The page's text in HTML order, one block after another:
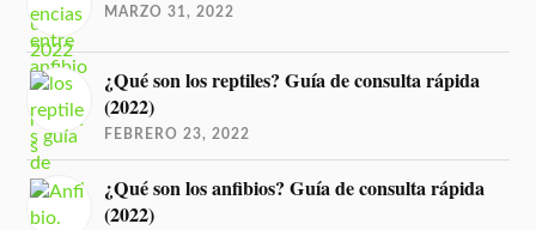
MARZO 31, 2022
¿Qué son los reptiles? Guía de consulta rápida
(2022)
FEBRERO 23, 2022
¿Qué son los anfibios? Guía de consulta rápida
(2022)